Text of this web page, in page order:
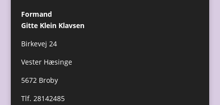
Formand
Gitte Klein Klavsen
Birkevej 24
Vester Hæsinge
5672 Broby
Tlf. 28142485